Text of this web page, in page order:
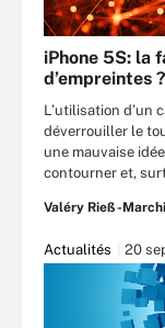
iPhone 5S: la
d’empreintes ?
L’utilisation d’un
déverrouiller le
une mauvaise
contourner et,
Valéry Rieß-
Actualités 20